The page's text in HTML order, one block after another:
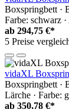
Boxspringbett ·
Farbe: schwarz
ab 294,75 €*
5 Preise
vidaXL
Boxspringbett ·
Lärche · Farbe:
ab 350,78 €*